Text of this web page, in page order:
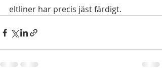
eltliner har precis jäst färdigt.